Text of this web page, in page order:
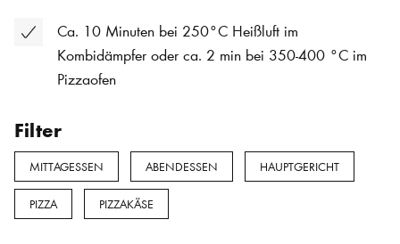
Ca. 10 Minuten bei 250°C Heißluft im
Kombidämpfer oder ca. 2 min bei 350-400 °C im
Pizzaofen
Filter
MITTAGESSEN ABENDESSEN HAUPTGERICHT
PIZZA PIZZAKÄSE